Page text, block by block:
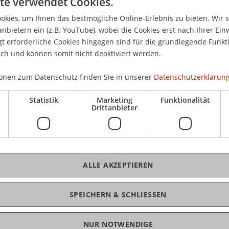
geopolitische Themen sprechen? Einen
fragen? Oder erfahren, was die grösste
aktuell bewegt?
Liechtenstein:
Liechtenstein
wird zu diesem Anlass einen Blick hinter die
aktuelle Themen Liechtensteins berichten
Marxer, Direktor des Liechtenstein Institut,
bitte mittels Anmeldeformular oder in der
um Ihnen das bestmögliche Online-Erlebnis zu bieten. Wir
ein (z.B. YouTube), wobei die Cookies erst nach Ihrer
erforderliche Cookies hingegen sind für die grundlegende
und können somit nicht deaktiviert werden.
zum Datenschutz finden Sie in unserer
Statistik Marketing
Drittanbieter
Funktionalität
SPEICHERN & SCHLIESSEN
ALLE AKZEPTIEREN
NUR NOTWENDIGE